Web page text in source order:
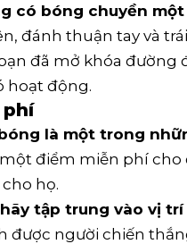
có bóng chuyền
đánh thuận tay và
đã mở khóa đường
hoạt động.
là một trong
điểm miễn phí cho
họ.
tập trung vào vị
được người chiến